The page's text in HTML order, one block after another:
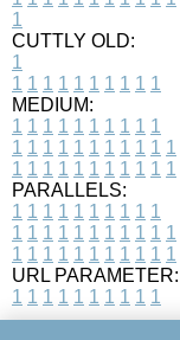
1
CUTTLY OLD:
1
1 1 1 1 1 1 1 1 1 1
MEDIUM:
1 1 1 1 1 1 1 1 1 1
1 1 1 1 1 1 1 1 1 1 1
1 1 1 1 1 1 1 1 1 1 1
PARALLELS:
1 1 1 1 1 1 1 1 1 1
1 1 1 1 1 1 1 1 1 1 1
1 1 1 1 1 1 1 1 1 1 1
URL PARAMETER:
1 1 1 1 1 1 1 1 1 1